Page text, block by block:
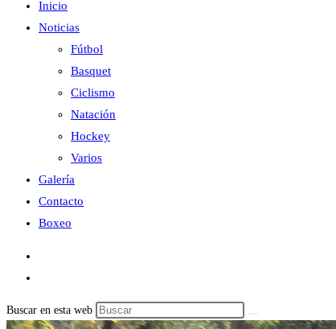
Inicio
Noticias
Fútbol
Basquet
Ciclismo
Natación
Hockey
Varios
Galería
Contacto
Boxeo
Buscar en esta web